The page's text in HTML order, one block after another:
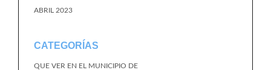
ABRIL 2023
CATEGORÍAS
QUE VER EN EL MUNICIPIO DE